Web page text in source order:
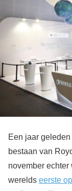
Een jaar
bestaan van
november echter
werelds eerste